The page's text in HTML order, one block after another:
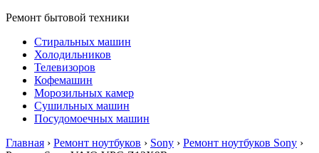
Ремонт бытовой техники
Стиральных машин
Холодильников
Телевизоров
Кофемашин
Морозильных камер
Сушильных машин
Посудомоечных машин
Главная › Ремонт ноутбуков › Sony › Ремонт ноутбуков Sony ›